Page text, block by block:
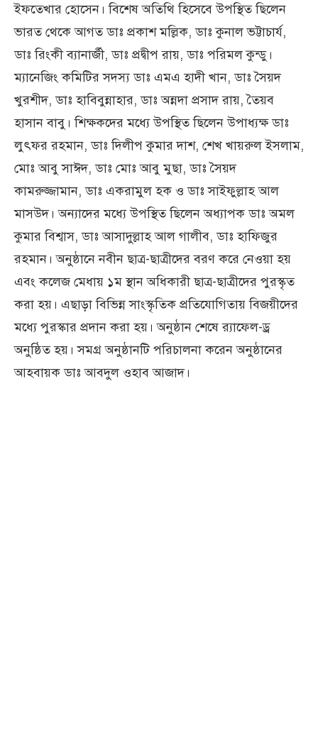
ইফতেখার হোসেন। বিশেষ অতিথি হিসেবে উপস্থিত ছিলেন
ভারত থেকে আগত ডাঃ প্রকাশ মল্লিক, ডাঃ কুনাল ভট্টাচার্য,
ডাঃ রিংকী ব্যানার্জী, ডাঃ প্রদ্বীপ রায়, ডাঃ পরিমল কুন্ডু।
ম্যানেজিং কমিটির সদস্য ডাঃ এমএ হাদী খান, ডাঃ সৈয়দ
খুরশীদ, ডাঃ হাবিবুন্নাহার, ডাঃ অন্নদা প্রসাদ রায়, তৈয়ব
হাসান বাবু। শিক্ষকদের মধ্যে উপস্থিত ছিলেন উপাধ্যক্ষ ডাঃ
লুৎফর রহমান, ডাঃ দিলীপ কুমার দাশ, শেখ খায়রুল ইসলাম,
মোঃ আবু সাঈদ, ডাঃ মোঃ আবু মুছা, ডাঃ সৈয়দ
কামরুজ্জামান, ডাঃ একরামুল হক ও ডাঃ সাইফুল্লাহ আল
মাসউদ। অন্যাদের মধ্যে উপস্থিত ছিলেন অধ্যাপক ডাঃ অমল
কুমার বিশ্বাস, ডাঃ আসাদুল্লাহ আল গালীব, ডাঃ হাফিজুর
রহমান। অনুষ্ঠানে নবীন ছাত্র-ছাত্রীদের বরণ করে নেওয়া হয়
এবং কলেজ মেধায় ১ম স্থান অধিকারী ছাত্র-ছাত্রীদের পুরস্কৃত
করা হয়। এছাড়া বিভিন্ন সাংস্কৃতিক প্রতিযোগিতায় বিজয়ীদের
মধ্যে পুরস্কার প্রদান করা হয়। অনুষ্ঠান শেষে র‌্যাফেল-ড্র
অনুষ্ঠিত হয়। সমগ্র অনুষ্ঠানটি পরিচালনা করেন অনুষ্ঠানের
আহবায়ক ডাঃ আবদুল ওহাব আজাদ।